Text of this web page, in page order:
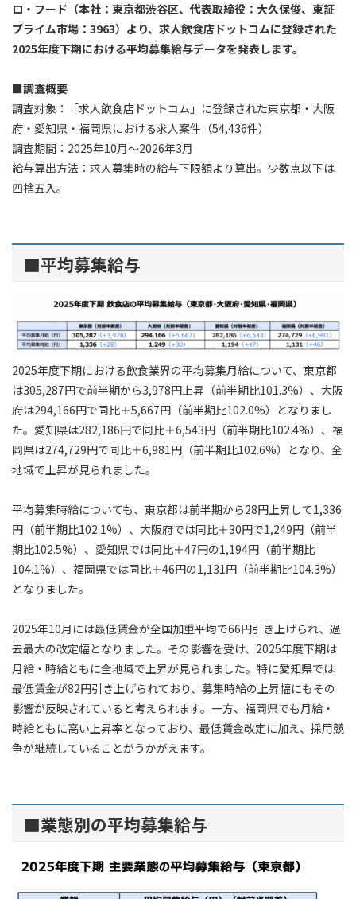
ロ・フード（本社：東京都渋谷区、代表取締役：大久保俊、東証
プライム市場：3963）より、求人飲食店ドットコムに登録された
2025年度下期における平均募集給与データを発表します。
■調査概要
調査対象：「求人飲食店ドットコム」に登録された東京都・大阪
府・愛知県・福岡県における求人案件（54,436件）
調査期間：2025年10月〜2026年3月
給与算出方法：求人募集時の給与下限額より算出。少数点以下は
四捨五入。
■平均募集給与
2025年度下期における飲食業界の平均募集月給について、東京都
は305,287円で前半期から3,978円上昇（前半期比101.3%）、大阪
府は294,166円で同比＋5,667円（前半期比102.0%）となりまし
た。愛知県は282,186円で同比＋6,543円（前半期比102.4%）、福
岡県は274,729円で同比＋6,981円（前半期比102.6%）となり、全
地域で上昇が見られました。
平均募集時給についても、東京都は前半期から28円上昇して1,336
円（前半期比102.1%）、大阪府では同比＋30円で1,249円（前半
期比102.5%）、愛知県では同比＋47円の1,194円（前半期比
104.1%）、福岡県では同比＋46円の1,131円（前半期比104.3%）
となりました。
2025年10月には最低賃金が全国加重平均で66円引き上げられ、過
去最大の改定幅となりました。その影響を受け、2025年度下期は
月給・時給ともに全地域で上昇が見られました。特に愛知県では
最低賃金が82円引き上げられており、募集時給の上昇幅にもその
影響が反映されていると考えられます。一方、福岡県でも月給・
時給ともに高い上昇率となっており、最低賃金改定に加え、採用競
争が継続していることがうかがえます。
■業態別の平均募集給与